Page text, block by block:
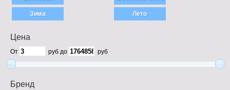
Цена
От руб до руб
Бренд